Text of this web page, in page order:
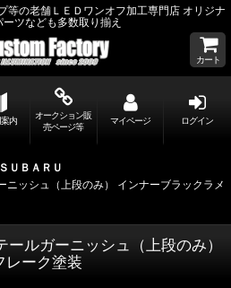
等の老舗ＬＥＤワンオフ加工専門店 オリジナ
ツなども多数取り揃え
カート
内
オークション販
売ページ等
マイページ ログイン
ＳＵＢＡＲＵ
ニッシュ（上段のみ） インナーブラックラメ
ルガーニッシュ（上段のみ）
レーク塗装